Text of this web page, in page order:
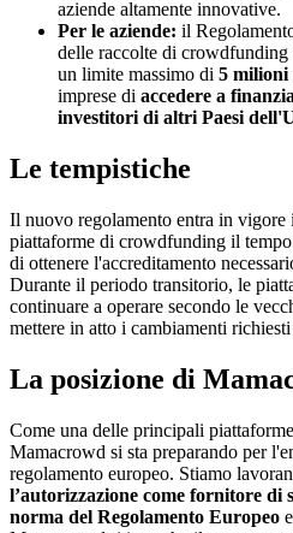
aziende altamente innovative.
Per le aziende: il
delle raccolte di crowdfunding
un limite massimo di 5 milioni
imprese di accedere a
investitori di altri Paesi
Le tempistiche
Il nuovo regolamento entra in vigore
piattaforme di crowdfunding il
di ottenere l'accreditamento
Durante il periodo transitorio, le
continuare a operare secondo le
mettere in atto i cambiamenti
La posizione di
Come una delle principali
Mamacrowd si sta preparando per
regolamento europeo. Stiamo
l’autorizzazione come fornitore
norma del Regolamento Europeo